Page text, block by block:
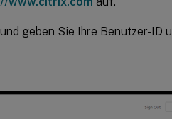
und geben Sie Ihre Benutzer-ID